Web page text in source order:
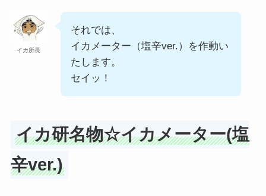
イカ所長
それでは、
イカメーター（塩辛ver.）を作動い
たします。
セイッ！
イカ研名物☆イカメーター(塩
辛ver.)